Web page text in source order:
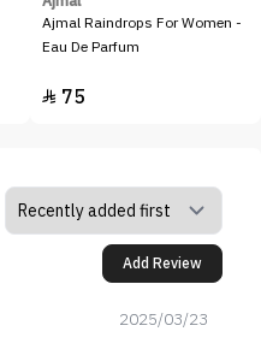
Ajmal Raindrops For Women -
Eau De Parfum
 75
Add Review
2025/03/23